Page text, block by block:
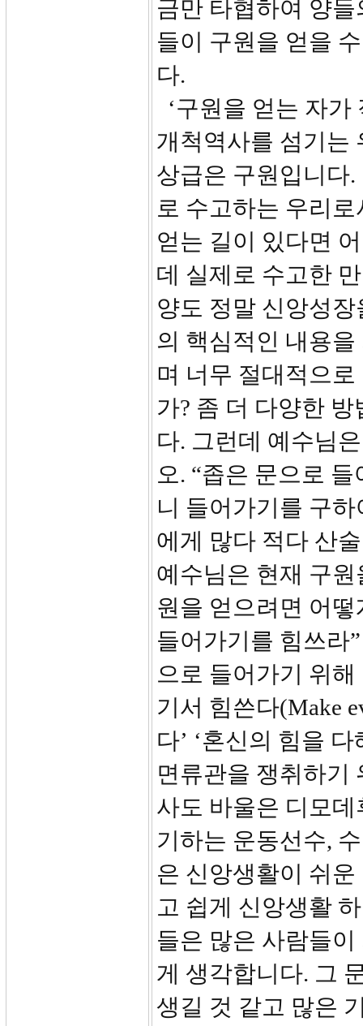
금만 타협하여 양
들이 구원을 얻을
다.
‘구원을 얻는 자가
개척역사를 섬기는
상급은 구원입니다
로 수고하는 우리
얻는 길이 있다면
데 실제로 수고한
양도 정말 신앙성
의 핵심적인 내용
며 너무 절대적으
가? 좀 더 다양한
다. 그런데 예수님
오. “좁은 문으로
니 들어가기를 구
에게 많다 적다 산
예수님은 현재 구
원을 얻으려면 어
들어가기를 힘쓰라
으로 들어가기 위
기서 힘쓴다(Make
다’ ‘혼신의 힘을
면류관을 쟁취하기
사도 바울은 디모
기하는 운동선수,
은 신앙생활이 쉬
고 쉽게 신앙생활
들은 많은 사람들
게 생각합니다. 그
생길 것 같고 많은